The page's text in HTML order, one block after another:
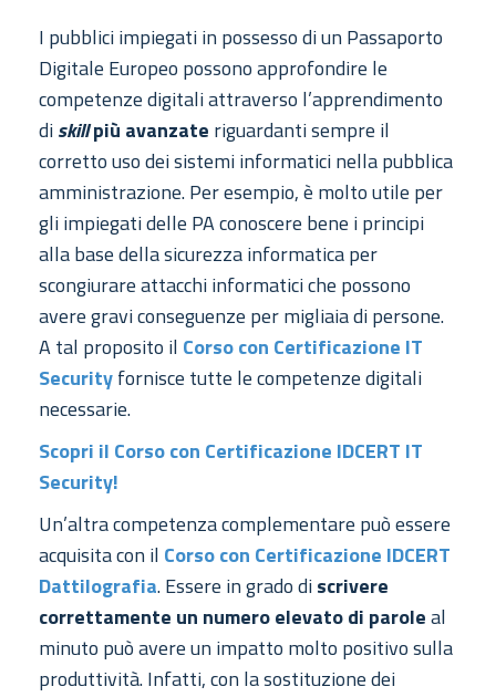
I pubblici impiegati in possesso di un Passaporto
Digitale Europeo possono approfondire le
competenze digitali attraverso l’apprendimento
diskillpiù avanzate riguardanti sempre il
corretto uso dei sistemi informatici nella pubblica
amministrazione. Per esempio, è molto utile per
gli impiegati delle PA conoscere bene i principi
alla base della sicurezza informatica per
scongiurare attacchi informatici che possono
avere gravi conseguenze per migliaia di persone.
A tal proposito il Corso con Certificazione IT
Securityfornisce tutte le competenze digitali
necessarie.
Scopri il Corso con Certificazione IDCERT IT
Security!
Un’altra competenza complementare può essere
acquisita con il Corso con Certificazione IDCERT
Dattilografia. Essere in grado discrivere
correttamente un numero elevato di paroleal
minuto può avere un impatto molto positivo sulla
produttività. Infatti, con la sostituzione dei